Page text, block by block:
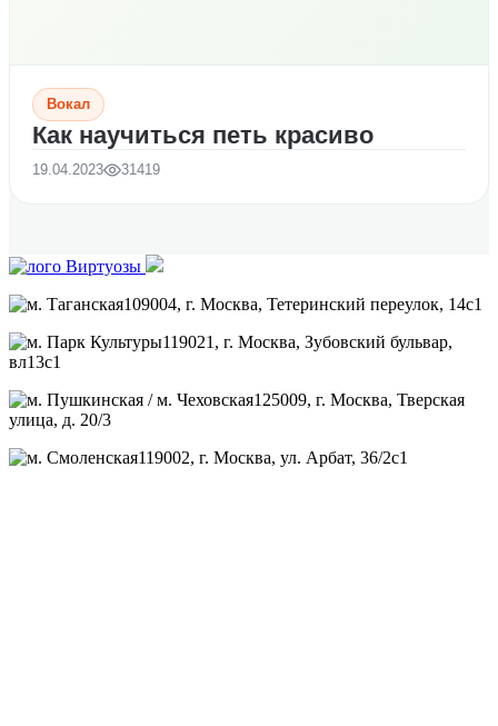
Вокал
Как научиться петь красиво
19.04.2023 31419
109004, г. Москва, Тетеринский переулок, 14с1
119021 , г. Москва, Зубовский бульвар,
вл13с1
125009, г. Москва, Тверская
улица, д. 20/3
119002, г. Москва, ул. Арбат, 36/2с1